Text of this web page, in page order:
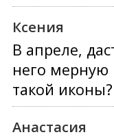
Ксения
В апреле,
него мерную
такой иконы?
Анастасия